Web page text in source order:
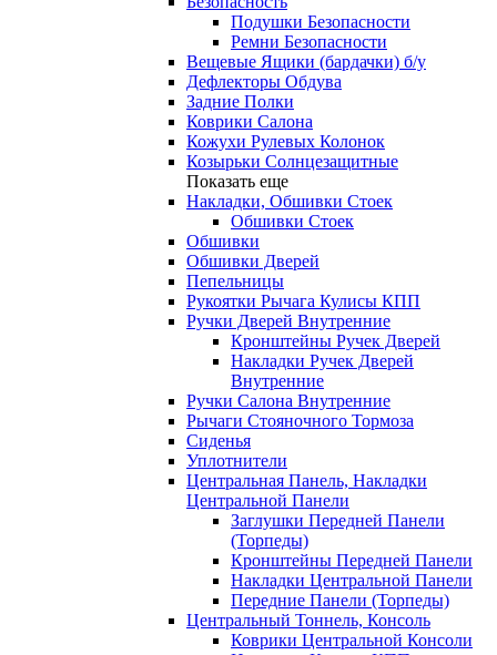
Подушки Безопасности
Ремни Безопасности
Вещевые Ящики (бардачки) б/у
Дефлекторы Обдува
Задние Полки
Коврики Салона
Кожухи Рулевых Колонок
Козырьки Солнцезащитные
Показать еще
Накладки, Обшивки Стоек
Обшивки Стоек
Обшивки
Обшивки Дверей
Пепельницы
Рукоятки Рычага Кулисы КПП
Ручки Дверей Внутренние
Кронштейны Ручек Дверей
Накладки Ручек Дверей
Внутренние
Ручки Салона Внутренние
Рычаги Стояночного Тормоза
Сиденья
Уплотнители
Центральная Панель, Накладки
Центральной Панели
Заглушки Передней Панели
(Торпеды)
Кронштейны Передней Панели
Накладки Центральной Панели
Передние Панели (Торпеды)
Центральный Тоннель, Консоль
Коврики Центральной Консоли